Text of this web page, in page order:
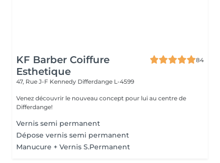
KF Barber Coiffure
Esthetique
84
47, Rue J-F Kennedy Differdange L-4599
Venez découvrir le nouveau concept pour lui au centre de
Differdange!
Vernis semi permanent
Dépose vernis semi permanent
Manucure + Vernis S.Permanent